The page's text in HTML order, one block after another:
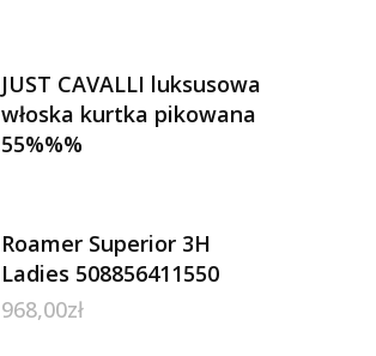
JUST CAVALLI luksusowa
włoska kurtka pikowana
55%%%
Roamer Superior 3H
Ladies 508856411550
968,00zł